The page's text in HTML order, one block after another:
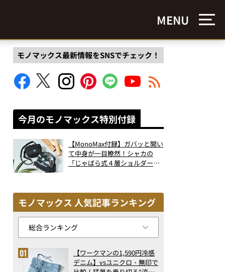
MENU
モノマックス最新情報をSNSでチェック！
今月のモノマックス特別付録
【MonoMax付録】ガバッと開い
て中身が一目瞭然！シャカの
「じゃばら式４層ショルダーバ
モノマックス 人気記事ランキング
【ワークマンの1,590円冷感
デニム】vsユニクロ・無印で